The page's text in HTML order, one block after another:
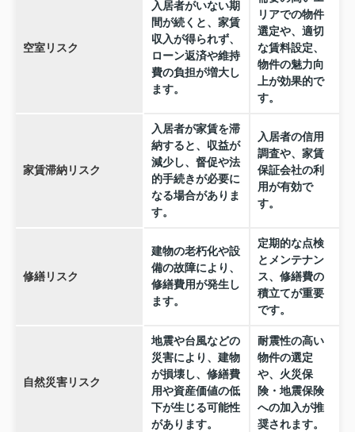
空室リスク
入居者がいない期
間が続くと、家賃
収入が得られず、
ローン返済や維持
費の負担が増大し
ます。
リアでの物件
選定や、適切
な賃料設定、
物件の魅力向
上が効果的で
す。
家賃滞納リスク
入居者が家賃を滞
納すると、収益が
減少し、督促や法
的手続きが必要に
なる場合がありま
す。
入居者の信用
調査や、家賃
保証会社の利
用が有効で
す。
修繕リスク
建物の老朽化や設
備の故障により、
修繕費用が発生し
ます。
定期的な点検
とメンテナン
ス、修繕費の
積立てが重要
です。
自然災害リスク
地震や台風などの
災害により、建物
が損壊し、修繕費
用や資産価値の低
下が生じる可能性
があります。
耐震性の高い
物件の選定
や、火災保
険・地震保険
への加入が推
奨されます。